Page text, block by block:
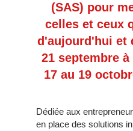
(SAS) pour
celles et ceux
d'aujourd'hui et
21 septembre
17 au 19
Dédiée aux
en place des solutions